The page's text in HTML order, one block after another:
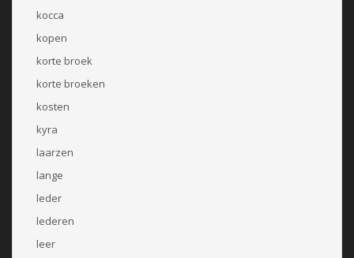
kocca
kopen
korte broek
korte broeken
kosten
kyra
laarzen
lange
leder
lederen
leer